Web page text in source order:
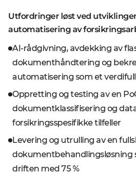
Utfordringer løst ved
automatisering av
AI-rådgivning, avdekking av
dokumenthåndtering og
automatisering som et
Oppretting og testing av en
dokumentklassifisering og
forsikringsspesifikke tilfeller
Levering og utrulling av en
dokumentbehandlingsløsning
driften med 75 %